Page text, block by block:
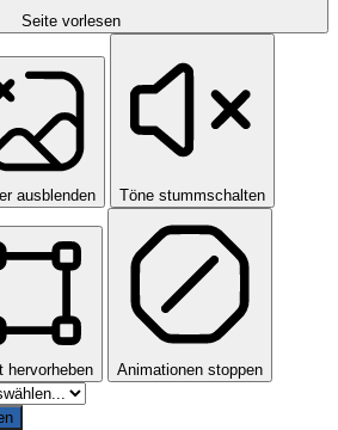
Seite vorlesen
ausblenden Töne stummschalten
hervorheben Animationen stoppen